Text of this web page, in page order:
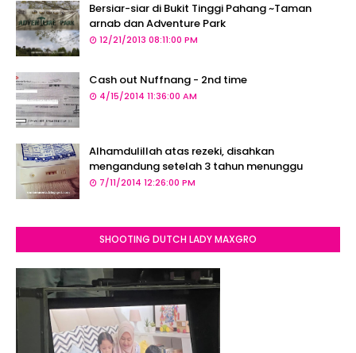
Bersiar-siar di Bukit Tinggi Pahang ~Taman
arnab dan Adventure Park
12/21/2013 08:11:00 PM
Cash out Nuffnang - 2nd time
4/15/2014 11:36:00 AM
Alhamdulillah atas rezeki, disahkan
mengandung setelah 3 tahun menunggu
7/11/2014 12:26:00 PM
SHOOTING DUTCH LADY MAXGRO